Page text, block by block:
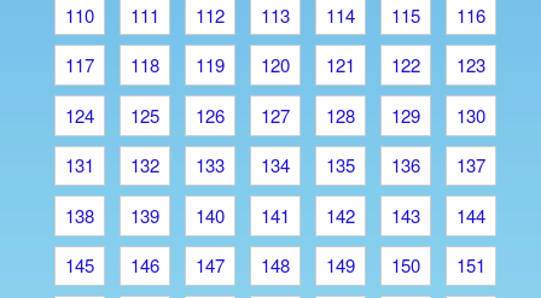
110
111 112 113 114 115
116
117
118 119 120 121 122
123
124
125 126 127 128 129
130
131
132 133 134 135 136
137
138
139 140 141 142 143
144
145
146 147 148 149 150
151